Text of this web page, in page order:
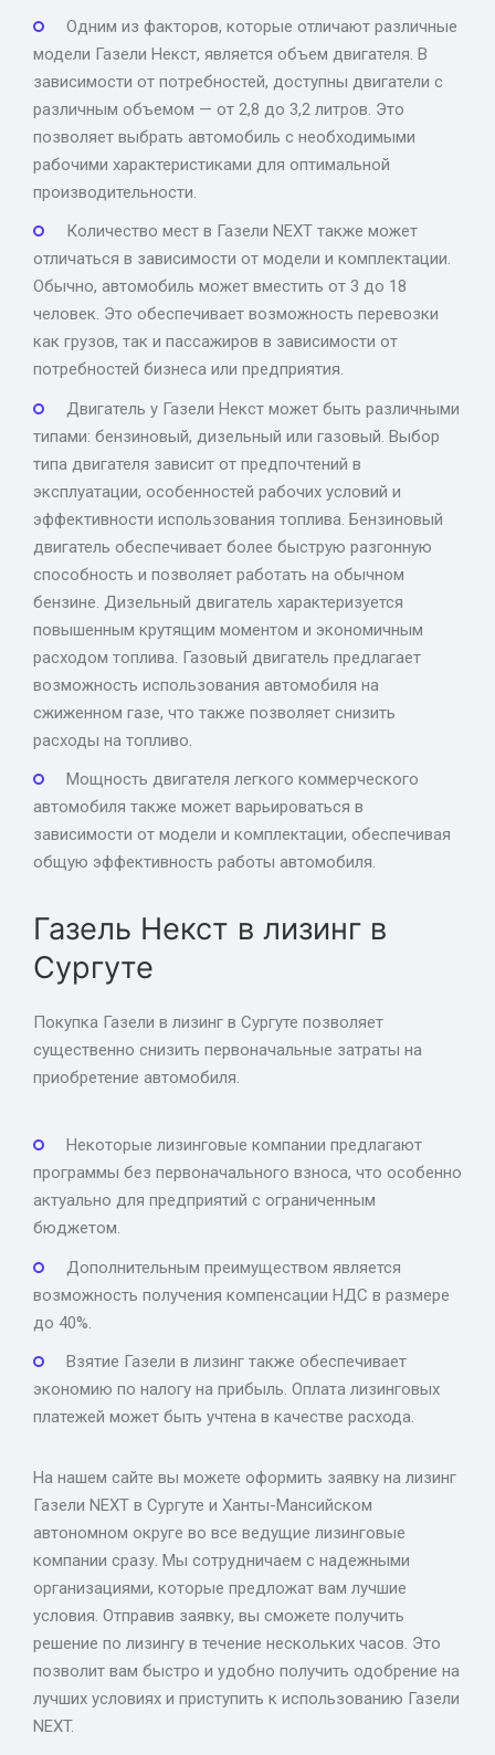
Одним из факторов, которые отличают различные
модели Газели Некст, является объем двигателя. В
зависимости от потребностей, доступны двигатели с
различным объемом — от 2,8 до 3,2 литров. Это
позволяет выбрать автомобиль с необходимыми
рабочими характеристиками для оптимальной
производительности.
Количество мест в Газели NEXT также может
отличаться в зависимости от модели и комплектации.
Обычно, автомобиль может вместить от 3 до 18
человек. Это обеспечивает возможность перевозки
как грузов, так и пассажиров в зависимости от
потребностей бизнеса или предприятия.
Двигатель у Газели Некст может быть различными
типами: бензиновый, дизельный или газовый. Выбор
типа двигателя зависит от предпочтений в
эксплуатации, особенностей рабочих условий и
эффективности использования топлива. Бензиновый
двигатель обеспечивает более быструю разгонную
способность и позволяет работать на обычном
бензине. Дизельный двигатель характеризуется
повышенным крутящим моментом и экономичным
расходом топлива. Газовый двигатель предлагает
возможность использования автомобиля на
сжиженном газе, что также позволяет снизить
расходы на топливо.
Мощность двигателя легкого коммерческого
автомобиля также может варьироваться в
зависимости от модели и комплектации, обеспечивая
общую эффективность работы автомобиля.
Газель Некст в лизинг в
Сургуте
Покупка Газели в лизинг в Сургуте позволяет
существенно снизить первоначальные затраты на
приобретение автомобиля.
Некоторые лизинговые компании предлагают
программы без первоначального взноса, что особенно
актуально для предприятий с ограниченным
бюджетом.
Дополнительным преимуществом является
возможность получения компенсации НДС в размере
до 40%.
Взятие Газели в лизинг также обеспечивает
экономию по налогу на прибыль. Оплата лизинговых
платежей может быть учтена в качестве расхода.
На нашем сайте вы можете оформить заявку на лизинг
Газели NEXT в Сургуте и Ханты-Мансийском
автономном округе во все ведущие лизинговые
компании сразу. Мы сотрудничаем с надежными
организациями, которые предложат вам лучшие
условия. Отправив заявку, вы сможете получить
решение по лизингу в течение нескольких часов. Это
позволит вам быстро и удобно получить одобрение на
лучших условиях и приступить к использованию Газели
NEXT.